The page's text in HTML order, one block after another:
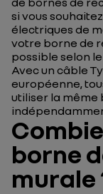
si vous
électriques de
votre borne de
possible selon
Avec un câble
européenne,
utiliser la même
borne
murale